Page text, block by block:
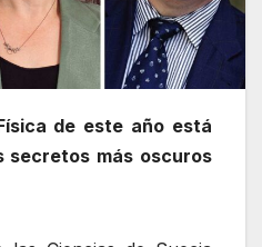
de este año está
secretos más oscuros